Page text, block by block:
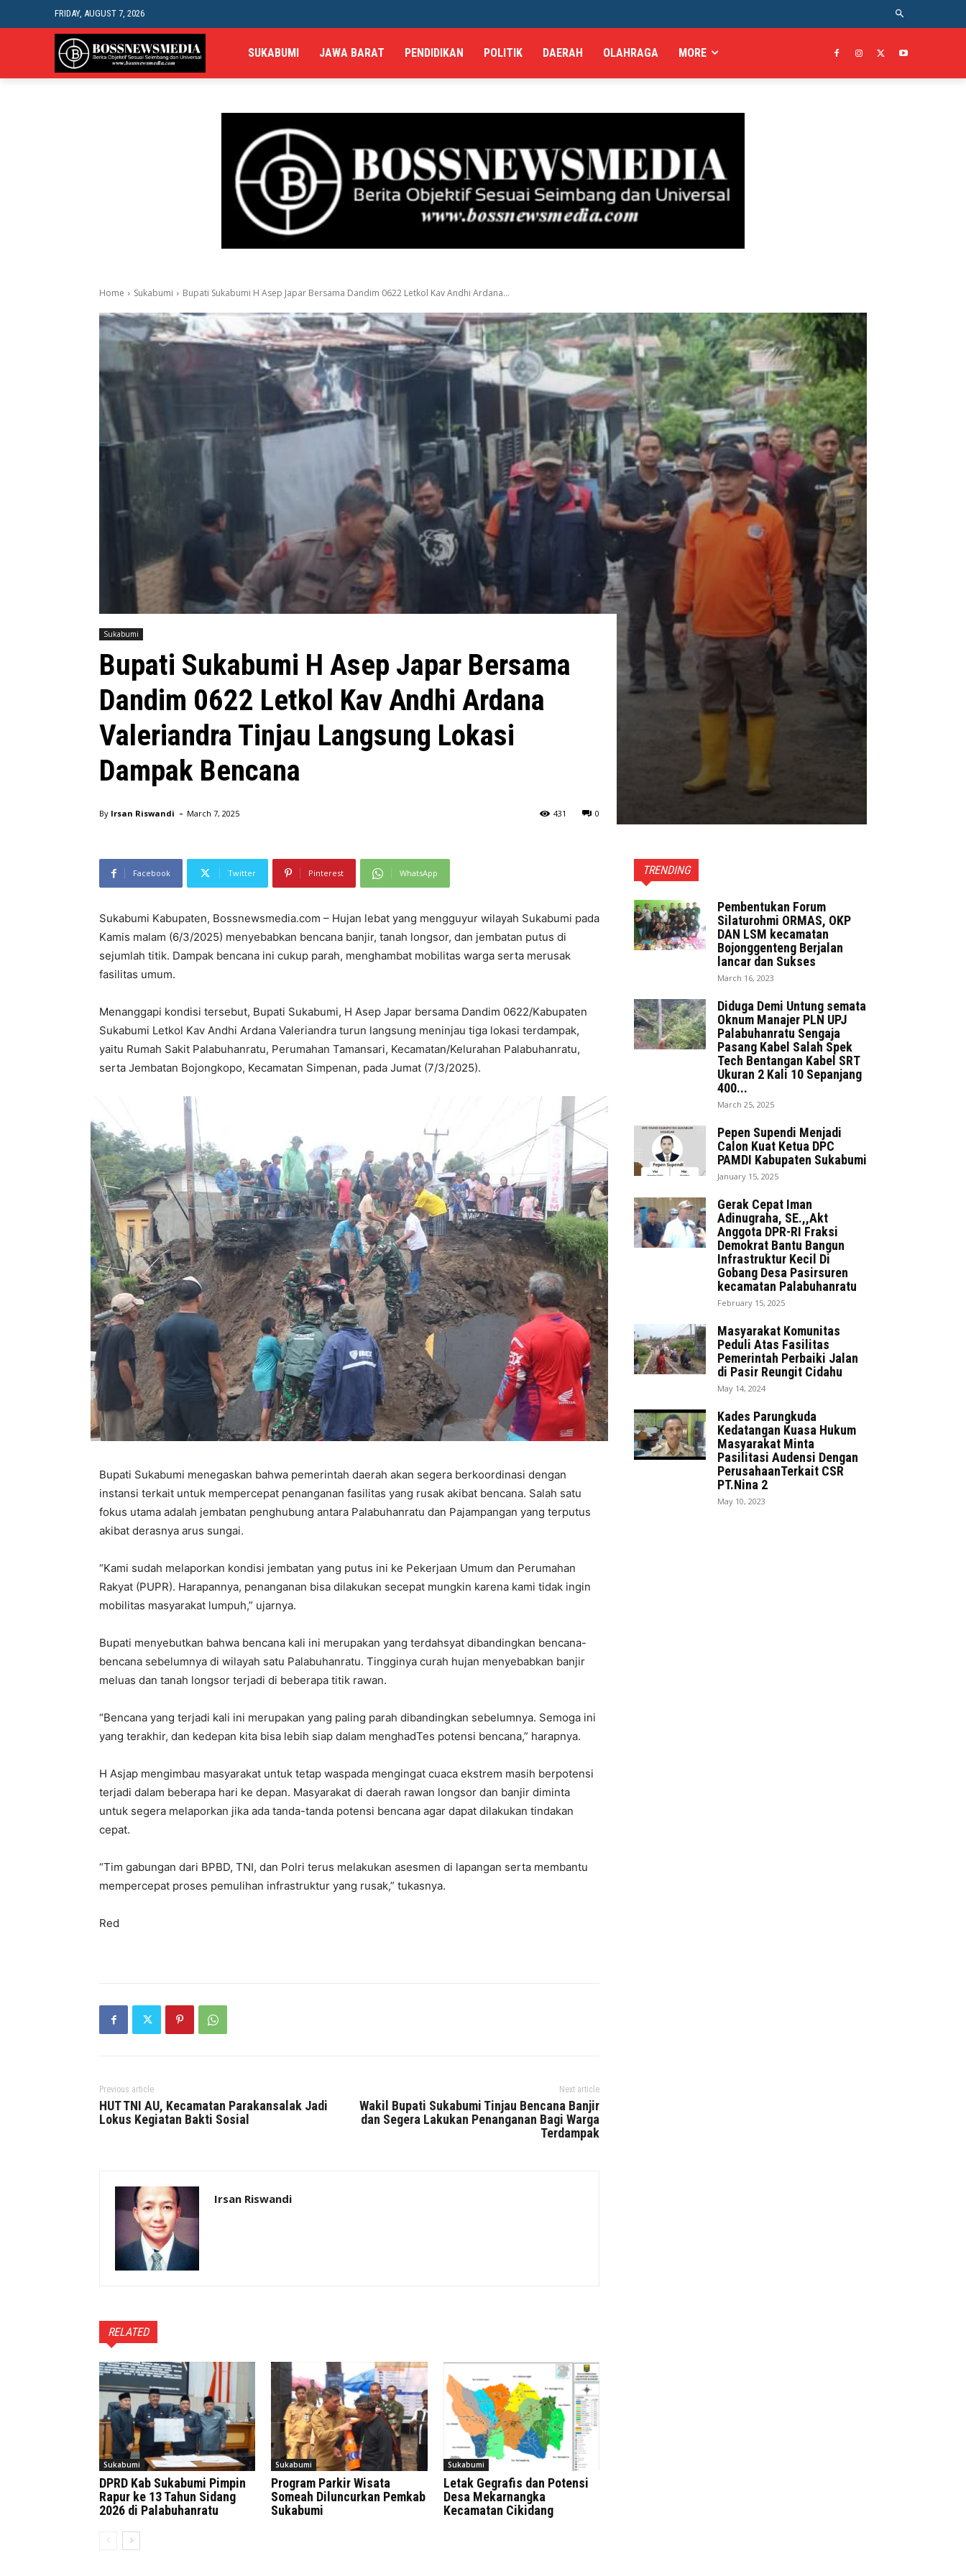
FRIDAY, AUGUST 7, 2026
SUKABUMI JAWA BARAT PENDIDIKAN POLITIK DAERAH OLAHRAGA MORE
Home Sukabumi Bupati Sukabumi H Asep Japar Bersama Dandim 0622 Letkol Kav Andhi Ardana...
Sukabumi
Bupati Sukabumi H Asep Japar Bersama
Dandim 0622 Letkol Kav Andhi Ardana
Valeriandra Tinjau Langsung Lokasi
Dampak Bencana
By Irsan Riswandi - March 7, 2025 0
431
Facebook Twitter Pinterest WhatsApp
Sukabumi Kabupaten, Bossnewsmedia.com – Hujan lebat yang mengguyur wilayah Sukabumi pada
Kamis malam (6/3/2025) menyebabkan bencana banjir, tanah longsor, dan jembatan putus di
sejumlah titik. Dampak bencana ini cukup parah, menghambat mobilitas warga serta merusak
fasilitas umum.
Menanggapi kondisi tersebut, Bupati Sukabumi, H Asep Japar bersama Dandim 0622/Kabupaten
Sukabumi Letkol Kav Andhi Ardana Valeriandra turun langsung meninjau tiga lokasi terdampak,
yaitu Rumah Sakit Palabuhanratu, Perumahan Tamansari, Kecamatan/Kelurahan Palabuhanratu,
serta Jembatan Bojongkopo, Kecamatan Simpenan, pada Jumat (7/3/2025).
Bupati Sukabumi menegaskan bahwa pemerintah daerah akan segera berkoordinasi dengan
instansi terkait untuk mempercepat penanganan fasilitas yang rusak akibat bencana. Salah satu
fokus utama adalah jembatan penghubung antara Palabuhanratu dan Pajampangan yang terputus
akibat derasnya arus sungai.
“Kami sudah melaporkan kondisi jembatan yang putus ini ke Pekerjaan Umum dan Perumahan
Rakyat (PUPR). Harapannya, penanganan bisa dilakukan secepat mungkin karena kami tidak ingin
mobilitas masyarakat lumpuh,” ujarnya.
Bupati menyebutkan bahwa bencana kali ini merupakan yang terdahsyat dibandingkan bencana-
bencana sebelumnya di wilayah satu Palabuhanratu. Tingginya curah hujan menyebabkan banjir
meluas dan tanah longsor terjadi di beberapa titik rawan.
“Bencana yang terjadi kali ini merupakan yang paling parah dibandingkan sebelumnya. Semoga ini
yang terakhir, dan kedepan kita bisa lebih siap dalam menghadTes potensi bencana,” harapnya.
H Asjap mengimbau masyarakat untuk tetap waspada mengingat cuaca ekstrem masih berpotensi
terjadi dalam beberapa hari ke depan. Masyarakat di daerah rawan longsor dan banjir diminta
untuk segera melaporkan jika ada tanda-tanda potensi bencana agar dapat dilakukan tindakan
cepat.
“Tim gabungan dari BPBD, TNI, dan Polri terus melakukan asesmen di lapangan serta membantu
mempercepat proses pemulihan infrastruktur yang rusak,” tukasnya.
Red
Previous article
HUT TNI AU, Kecamatan Parakansalak Jadi
Lokus Kegiatan Bakti Sosial
Next article
Wakil Bupati Sukabumi Tinjau Bencana Banjir
dan Segera Lakukan Penanganan Bagi Warga
Terdampak
Irsan Riswandi
RELATED
Sukabumi
DPRD Kab Sukabumi Pimpin
Rapur ke 13 Tahun Sidang
2026 di Palabuhanratu
Sukabumi
Program Parkir Wisata
Someah Diluncurkan Pemkab
Sukabumi
Sukabumi
Letak Gegrafis dan Potensi
Desa Mekarnangka
Kecamatan Cikidang
TRENDING
Pembentukan Forum
Silaturohmi ORMAS, OKP
DAN LSM kecamatan
Bojonggenteng Berjalan
lancar dan Sukses
March 16, 2023
Diduga Demi Untung semata
Oknum Manajer PLN UPJ
Palabuhanratu Sengaja
Pasang Kabel Salah Spek
Tech Bentangan Kabel SRT
Ukuran 2 Kali 10 Sepanjang
400...
March 25, 2025
Pepen Supendi Menjadi
Calon Kuat Ketua DPC
PAMDI Kabupaten Sukabumi
January 15, 2025
Gerak Cepat Iman
Adinugraha, SE.,,Akt
Anggota DPR-RI Fraksi
Demokrat Bantu Bangun
Infrastruktur Kecil Di
Gobang Desa Pasirsuren
kecamatan Palabuhanratu
February 15, 2025
Masyarakat Komunitas
Peduli Atas Fasilitas
Pemerintah Perbaiki Jalan
di Pasir Reungit Cidahu
May 14, 2024
Kades Parungkuda
Kedatangan Kuasa Hukum
Masyarakat Minta
Pasilitasi Audensi Dengan
PerusahaanTerkait CSR
PT.Nina 2
May 10, 2023